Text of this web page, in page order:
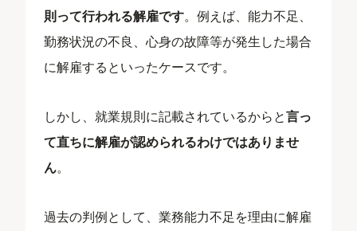
則って行われる解雇です。例えば、能力不足、
勤務状況の不良、心身の故障等が発生した場合
に解雇するといったケースです。
しかし、就業規則に記載されているからと言っ
て直ちに解雇が認められるわけではありませ
ん。
過去の判例として、業務能力不足を理由に解雇